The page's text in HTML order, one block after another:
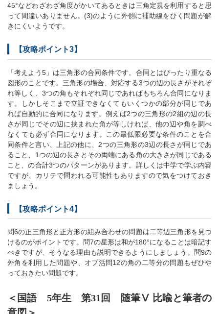
45°などわざわざ角度がかいてあるときは三角定規を利用すると思
って間違いありません。(3)のように外側に補助線をひく問題が解
きにくいようです。
【攻略ポイント3】
「考えよう5」は三角形の合同条件です。合同とはぴったり重なる
図形のことです。三角形の場合、対応する3つの辺の長さがそれぞ
れ等しく、3つの角もそれぞれ同じであればもちろん合同になりま
す。しかしそこまで立証できなくてもいくつかの部分が同じであ
れば自動的に合同になります。例えば2つの三角形の2組の辺の長
さが同じでその辺に挟まれた角が等しければ、他の辺や角を調べ
なくても必ず合同になります。この最低限必要な条件のことを合
同条件と言い、上記の他に、2つの三角形の3辺の長さが同じであ
ること、1つの辺の長さとその両端にある角の大きさが同じである
こと、の合計3つのパターンがあります。詳しくは中学で学ぶ内容
ですが、カリテで問われる可能性もありますので気をつけておき
ましょう。
【攻略ポイント4】
問6の正三角形と正方形の組み合わせの問題は二等辺三角形を見つ
けるのがポイントです。問7の星形は和が180°になることは暗記す
べきですが、そうなる理由も説明できるようにしましょう。問9の
外角を利用した問題や、オプ活問12の角の二等分の問題もぜひや
っておきたい問題です。
＜国語 5年生 第31回 随筆Ⅴ 比喩と筆者の